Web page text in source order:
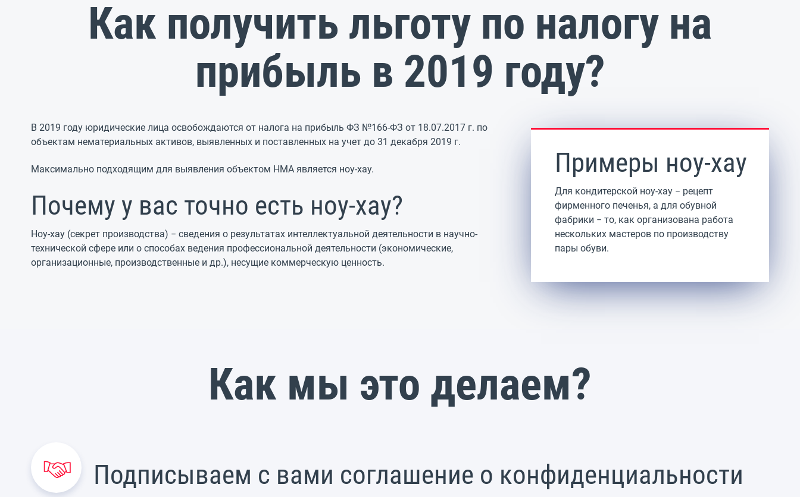
Как получить льготу по налогу на
прибыль в 2019 году?
В 2019 году юридические лица освобождаются от налога на прибыль ФЗ №166-ФЗ от 18.07.2017 г. по
объектам нематериальных активов, выявленных и поставленных на учет до 31 декабря 2019 г.
Максимально подходящим для выявления объектом НМА является ноу-хау.
Почему у вас точно есть ноу-хау?
Ноу-хау (секрет производства) − сведения о результатах интеллектуальной деятельности в научно-
технической сфере или о способах ведения профессиональной деятельности (экономические,
организационные, производственные и др.), несущие коммерческую ценность.
Примеры ноу-хау
Для кондитерской ноу-хау − рецепт
фирменного печенья, а для обувной
фабрики − то, как организована работа
нескольких мастеров по производству
пары обуви.
Как мы это делаем?
Подписываем с вами соглашение о конфиденциальности